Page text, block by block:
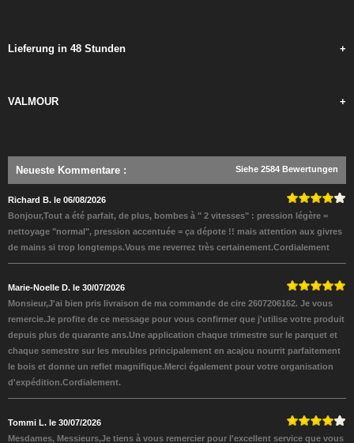
Lieferung in 48 Stunden +
VALMOUR +
Neueste Kommentare : Siehe 2584 Bewertungen
Richard B. le 06/08/2026
Bonjour,Tout a été parfait, de plus, bombes à " 2 vitesses" : pression légère =
nettoyage "normal", pression accentuée = ça dépote !! mais attention aux givres
de mains si trop longtemps.Vous me reverrez très certainement.Cordialement
Marie-Noelle D. le 30/07/2026
Monsieur,J'ai bien pris livraison de ma commande de cire 2607206162. Je vous
remercie.Je profite de ce message pour vous confirmer que j'utilise votre produit
depuis plus de quarante ans.Une application chaque trimestre sur le parquet et
chaque semestre sur les meubles principalement en acajou nourrit parfaitement
le bois et donne un reflet magnifique.Merci également pour votre organisation
d'expédition.Cordialement.
Tommi L. le 30/07/2026
Mesdames, Messieurs,Je tiens à vous remercier pour l'excellent service que vous